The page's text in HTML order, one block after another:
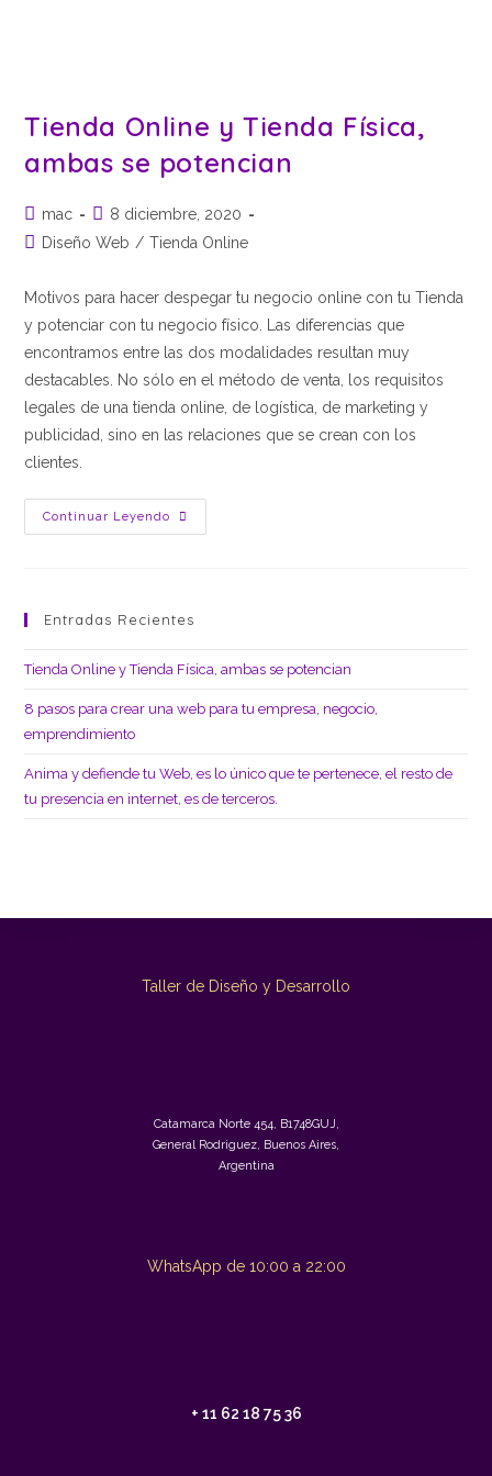
Tienda Online y Tienda Física,
ambas se potencian
mac
8 diciembre, 2020
Diseño Web / Tienda Online
Motivos para hacer despegar tu negocio online con tu Tienda
y potenciar con tu negocio físico. Las diferencias que
encontramos entre las dos modalidades resultan muy
destacables. No sólo en el método de venta, los requisitos
legales de una tienda online, de logística, de marketing y
publicidad, sino en las relaciones que se crean con los
clientes.
Continuar Leyendo
Entradas Recientes
Tienda Online y Tienda Física, ambas se potencian
8 pasos para crear una web para tu empresa, negocio,
emprendimiento
Anima y defiende tu Web, es lo único que te pertenece, el resto de
tu presencia en internet, es de terceros.
Taller de Diseño y Desarrollo
Catamarca Norte 454, B1748GUJ,
General Rodriguez, Buenos Aires,
Argentina
WhatsApp de 10:00 a 22:00
+ 11 62 18 75 36